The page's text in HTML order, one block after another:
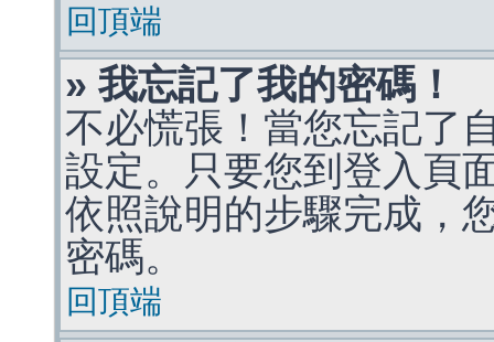
回頂端
» 我忘記了我的密碼！
不必慌張！當您忘記了
設定。只要您到登入頁
依照說明的步驟完成，
密碼。
回頂端